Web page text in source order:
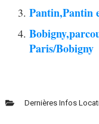
Pantin,Pantin
Paris/Bobigny
Dernières Infos